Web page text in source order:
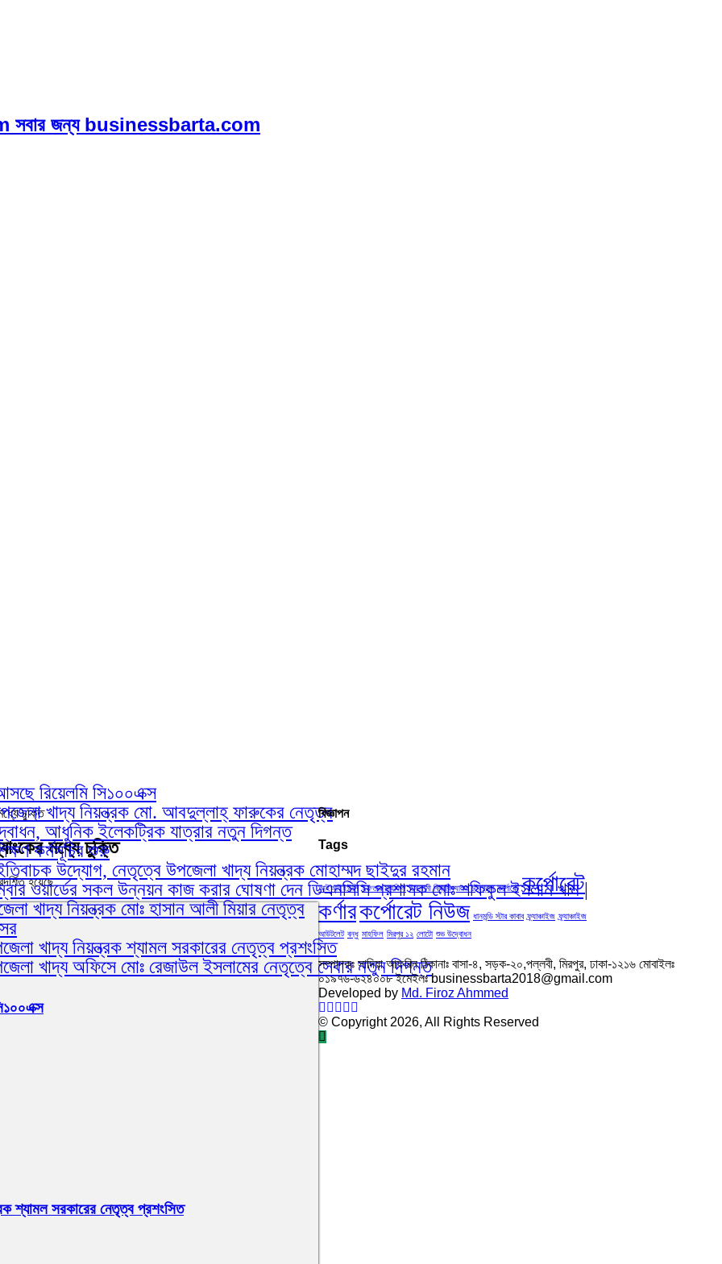
জন্য businessbarta.com
রিয়েলমি সি১০০এক্স
খাদ্য নিয়ন্ত্রক মো. আবদুল্লাহ্ ফারুকের নেতৃত্ব
আধুনিক ইলেকট্রিক যাত্রার নতুন দিগন্ত
কর্মসূচির শুরু
উদ্যোগ, নেতৃত্বে উপজেলা খাদ্য নিয়ন্ত্রক মোহাম্মদ ছাইদুর রহমান
ওয়ার্ডের সকল উন্নয়ন কাজ করার ঘোষণা দেন ডিএনসিসি প্রশাসক মোঃ শফিকুল ইসলাম খান |
খাদ্য নিয়ন্ত্রক মোঃ হাসান আলী মিয়ার নেতৃত্ব
খাদ্য নিয়ন্ত্রক শ্যামল সরকারের নেতৃত্ব প্রশংসিত
খাদ্য অফিসে মোঃ রেজাউল ইসলামের নেতৃত্বে সেবার নতুন দিগন্ত
চুক্তি
মধ্যে চুক্তি
হয়েছে
শ্যামল সরকারের নেতৃত্ব প্রশংসিত
বিজ্ঞাপন
Tags
আইআইইউসি ইফতার মাহফিল ইসলামী বিশ্ববিদ্যালয় চট্রগ্রাম কর্পোরেট কর্পোরেট
কর্ণারকর্পোরেট নিউজ ধানমন্ডি স্টার কাবাব ফ্র্যাঞ্চাইজ ফ্র্যাঞ্চাইজ
আউটলেট বন্ধু মাহফিল মিরপুর ১২ লোটো শুভ উদ্বোধন
সম্পাদকঃ সাদিয়া আফরিন ঠিকানাঃ বাসা-৪, সড়ক-২০,পল্লবী, মিরপুর, ঢাকা-১২১৬ মোবাইলঃ
০১৯৭৬-৬২৪০০৮ ইমেইলঃ businessbarta2018@gmail.com
Developed by Md. Firoz Ahmmed
© Copyright 2026, All Rights Reserved